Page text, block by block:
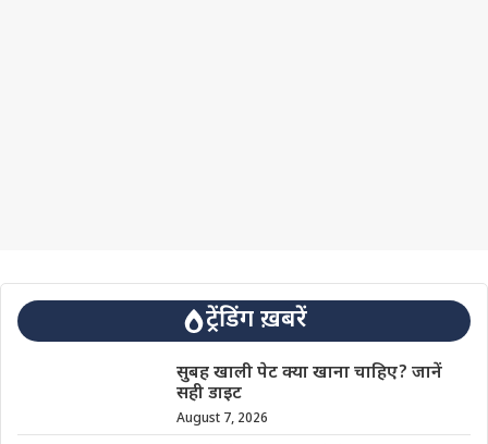
ट्रेंडिंग ख़बरें
सुबह खाली पेट क्या खाना चाहिए? जानें
सही डाइट
August 7, 2026